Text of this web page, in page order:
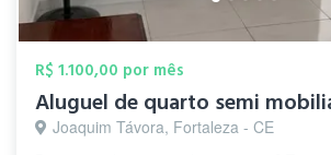
R$ 1.100,00 por mês
Aluguel de quarto semi
Joaquim Távora, Fortaleza - CE